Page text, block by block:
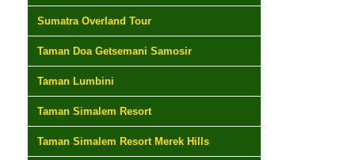
Sumatra Overland Tour
Taman Doa Getsemani Samosir
Taman Lumbini
Taman Simalem Resort
Taman Simalem Resort Merek Hills